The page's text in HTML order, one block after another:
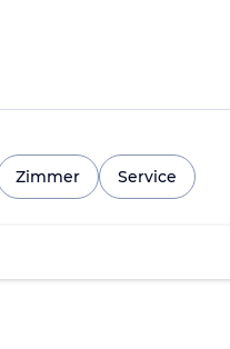
Zimmer Service